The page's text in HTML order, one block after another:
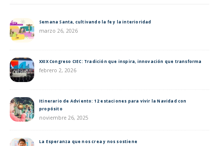
Semana Santa, cultivando la fe y la interioridad
marzo 26, 2026
XXIX Congreso CIEC: Tradición que inspira, innovación que transforma
febrero 2, 2026
Itinerario de Adviento: 12 estaciones para vivir la Navidad con
propósito
noviembre 26, 2025
La Esperanza que nos crea y nos sostiene